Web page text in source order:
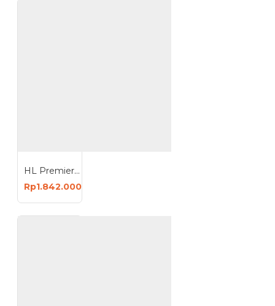
HL Premier 160 V2.0 Inverter Mesin Las Industri Travo 6.8 KVA
Rp1.842.000